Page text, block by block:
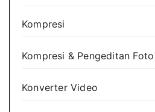
Kompresi
Kompresi & Pengeditan Foto
Konverter Video